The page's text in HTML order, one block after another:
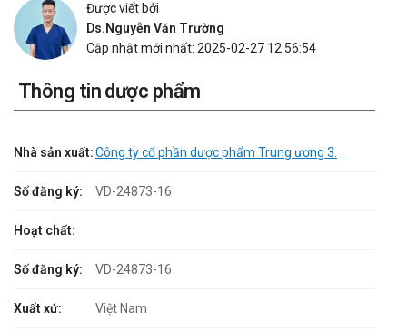
Được viết bởi
Ds.Nguyễn Văn Trường
Cập nhật mới nhất: 2025-02-27 12:56:54
Thông tin dược phẩm
Nhà sản xuất:Công ty cổ phần dược phẩm Trung ương 3.
Số đăng ký: VD-24873-16
Hoạt chất:
Số đăng ký: VD-24873-16
Xuất xứ: Việt Nam